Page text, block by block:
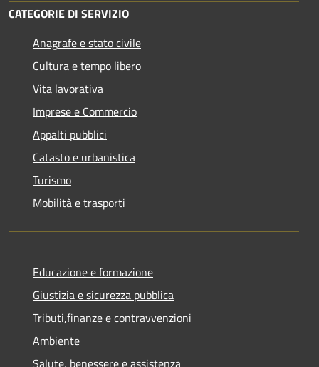
CATEGORIE DI SERVIZIO
Anagrafe e stato civile
Cultura e tempo libero
Vita lavorativa
Imprese e Commercio
Appalti pubblici
Catasto e urbanistica
Turismo
Mobilità e trasporti
Educazione e formazione
Giustizia e sicurezza pubblica
Tributi,finanze e contravvenzioni
Ambiente
Salute, benessere e assistenza